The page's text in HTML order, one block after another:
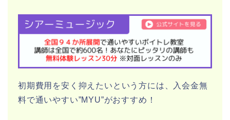
初期費用を安く抑えたいという方には、入会金無
料で通いやすい”MYU”がおすすめ！